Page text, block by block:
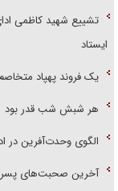
تشییع شهید کاظمی
ایستاد
یک فروند پهپاد
هر شبش شب قدر بود
الگوی وحدت‌آفرین در
آخرین صحبت‌های پسرم